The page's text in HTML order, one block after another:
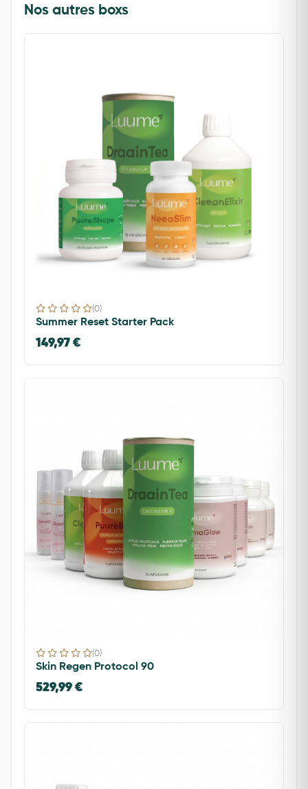
Nos autres boxs
(0)
Summer Reset Starter Pack
149,97 €
(0)
Skin Regen Protocol 90
529,99 €